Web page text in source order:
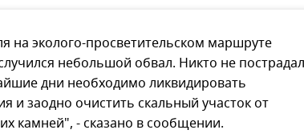
на эколого-просветительском маршруте
небольшой обвал. Никто не
дни необходимо ликвидировать
и заодно очистить скальный участок от
камней", - сказано в сообщении.